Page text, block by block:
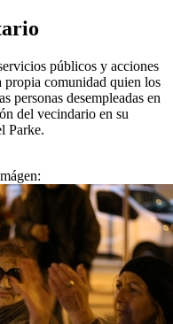
públicos y acciones
propia comunidad quien los
personas desempleadas en
del vecindario en su
Parke.